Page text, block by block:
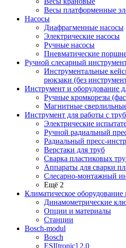
Весы платформенные
Насосы
Диафрагменные насосы
Электрические насосы
Ручные насосы
Пневматические
Ручной слесарный
Инструментальные
рюкзаки (без
Инструмент и оборудование
Ручные кромкорезы
Магнитные
Инструмент для работы с
Электрические
Ручной радиальный
Радиальный пресс-
Верстаки для труб
Сварка пластиковых
Аппараты для сварки
Слесарно-монтажный
Ещё 2
Климатическое
Динамометрические
Опции и материалы
Станции
Bosch-modul
Bosch
ESI[tronic] 2.0